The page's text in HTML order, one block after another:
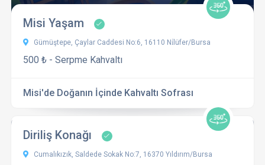
Misi Yaşam
Gümüştepe, Çaylar Caddesi No:6, 16110 Ni̇lüfer/Bursa
500 ₺ - Serpme Kahvaltı
Misi'de Doğanın İçinde Kahvaltı Sofrası
Diriliş Konağı
Cumalıkızık, Saldede Sokak No:7, 16370 Yıldırım/Bursa